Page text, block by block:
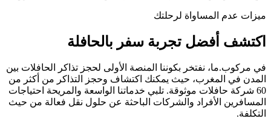
ميزات عدم المساواة لرحلتك
اكتشف أفضل تجربة سفر بالحافلة
في مركوب.ما، نفتخر بكوننا المنصة الأولى لحجز تذاكر الحافلات بين
المدن في المغرب، حيث يمكنك اكتشاف وحجز التذاكر من أكثر من
60 شركة حافلات موثوقة.
تلبي خدماتنا الواسعة والمريحة احتياجات
المسافرين الأفراد والشركات الباحثة عن حلول نقل فعالة من حيث
التكلفة.